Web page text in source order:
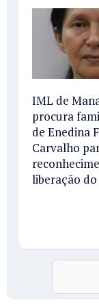
IML de
procura
de Enedina
Carvalho
liberação